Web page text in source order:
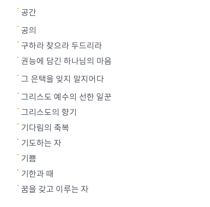
공간
공의
구하라 찾으라 두드리라
권능에 담긴 하나님의 마음
그 은택을 잊지 말지어다
그리스도 예수의 선한 일꾼
그리스도의 향기
기다림의 축복
기도하는 자
기쁨
기한과 때
꿈을 갖고 이루는 자